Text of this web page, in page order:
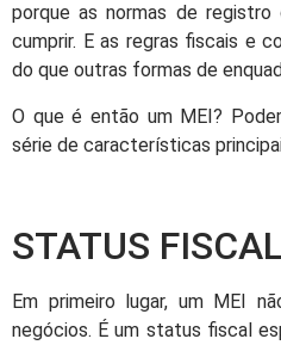
porque as normas de
cumprir. E as regras fiscais e
do que outras formas de
O que é então um MEI?
série de características
STATUS
Em primeiro lugar, um MEI
negócios. É um status fiscal